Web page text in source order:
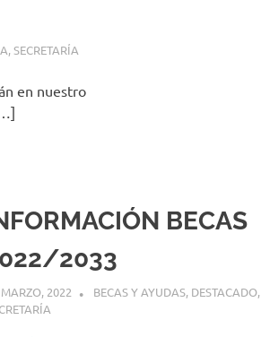
,SECRETARÍA
en nuestro
BECAS
2033
2022 MIGUEL RUÍZ
BECAS Y AYUDAS, DESTACADO,